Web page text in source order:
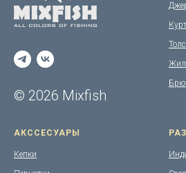
© 2026 Mixfish
АКССЕСУАРЫ
Кепки